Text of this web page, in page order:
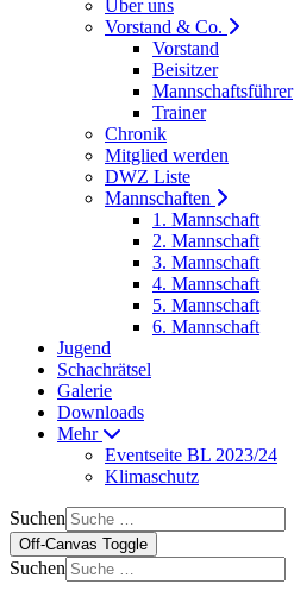
Über uns
Vorstand & Co.
Vorstand
Beisitzer
Mannschaftsführer
Trainer
Chronik
Mitglied werden
DWZ Liste
Mannschaften
1. Mannschaft
2. Mannschaft
3. Mannschaft
4. Mannschaft
5. Mannschaft
6. Mannschaft
Jugend
Schachrätsel
Galerie
Downloads
Mehr
Eventseite BL 2023/24
Klimaschutz
Suchen
Off-Canvas Toggle
Suchen